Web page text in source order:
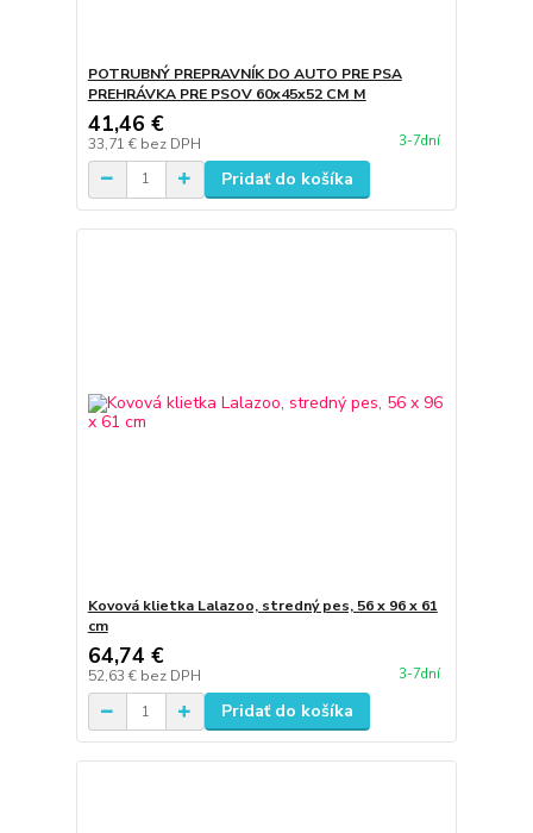
POTRUBNÝ PREPRAVNÍK DO AUTO PRE PSA
PREHRÁVKA PRE PSOV 60x45x52 CM M
41,46 €
33,71 € bez DPH 3-7dní
Pridať do košíka
Kovová klietka Lalazoo, stredný pes, 56 x 96 x 61
cm
64,74 €
52,63 € bez DPH 3-7dní
Pridať do košíka